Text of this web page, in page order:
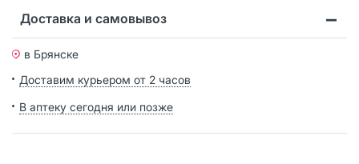
Доставка и самовывоз
в Брянске
Доставим курьером от 2 часов
В аптеку сегодня или позже